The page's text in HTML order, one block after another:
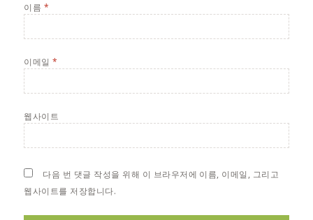
이름 *
이메일*
웹사이트
다음 번 댓글 작성을 위해 이 브라우저에 이름, 이메일, 그리고
웹사이트를 저장합니다.